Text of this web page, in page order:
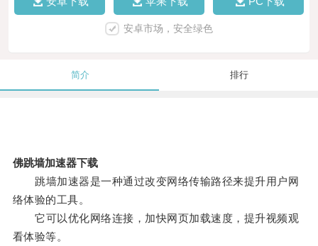
安卓市场，安全绿色
简介 排行
佛跳墙加速器下载
跳墙加速器是一种通过改变网络传输路径来提升用户网
络体验的工具。
它可以优化网络连接，加快网页加载速度，提升视频观
看体验等。